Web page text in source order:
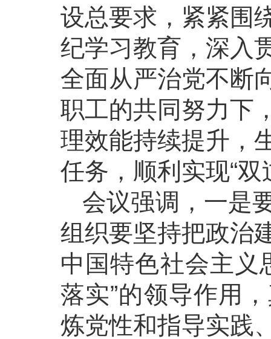
设总要求，紧紧围
纪学习教育，深入
全面从严治党不断
职工的共同努力下
理效能持续提升，
任务，顺利实现“双
会议强调，一是
组织要坚持把政治
中国特色社会主义
落实”的领导作用
炼党性和指导实践